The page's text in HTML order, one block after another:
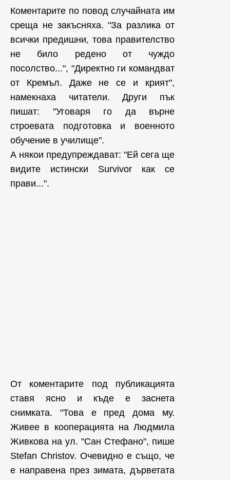
Коментарите по повод случайната им
среща не закъсняха. "За разлика от
всички предишни, това правителство
не било редено от чуждо
посолство...", "Директно ги командват
от Кремъл. Даже не се и крият",
намекнаха читатели. Други пък
пишат: "Уговаря го да върне
строевата подготовка и военното
обучение в училище".
А някои предупреждават: "Ей сега ще
видите истински Survivor как се
прави...".
От коментарите под публикацията
ставя ясно и къде е заснета
снимката. "Това е пред дома му.
Живее в кооперацията на Людмила
Живкова на ул. "Сан Стефано", пише
Stefan Christov. Очевидно е също, че
е направена през зимата, дърветата